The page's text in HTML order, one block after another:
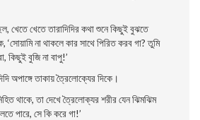
খেতে খেতে তারাদিদির কথা শুনে কিছুই বুঝতে
‘সােয়ামি না থাকলে কার সাথে পিরিত করব গা? তুমি
কিছুই বুজি না বাপু!’
অপাঙ্গে তাকায় ত্রৈলােক্যের দিকে।
থাকে, তা দেখে ত্রৈলােক্যর শরীর যেন ঝিমঝিম
পারে, সে কি করে গা!’